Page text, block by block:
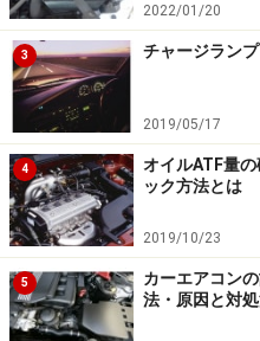
ハブリングを実際に装着し
をセンターに合わせやすくな
ハブリングを使って、ホイ
ブセンターの径を合わせ
ブのセンターに付きやす
グもそれほどタイトな寸法
ませんから、ホイールに
す。つまり厳密な意味では
ルはセンターに来ないので
2022/01/20
3 チャージラン
2019/05/17
4
オイルATF量
ック方法とは
2019/10/23
5
カーエアコン
法・原因と対